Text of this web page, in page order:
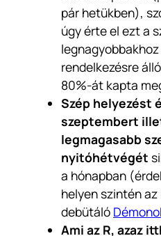
pár hetükben),
úgy érte el ezt a
rendelkezésre
80%-át kapta
Szép helyezést
szeptembert
legmagasabb
nyitóhétvégét
a hónapban
helyen szintén
debütáló
Ami az R, azaz